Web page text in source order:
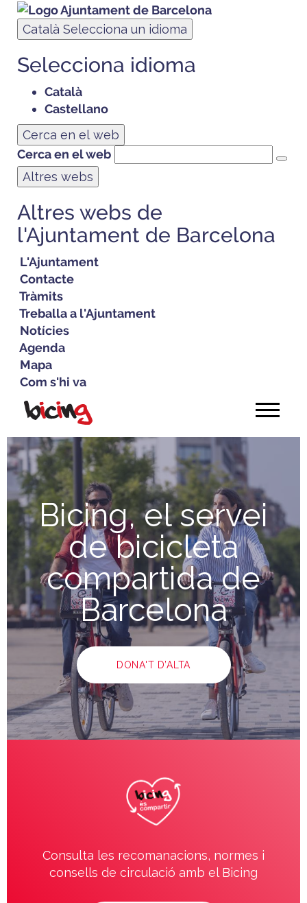
Català Selecciona un idioma
Selecciona idioma
Català
Castellano
Cerca en el web
Cerca en el web
Altres webs
Altres webs de
l'Ajuntament de Barcelona
L'Ajuntament
Contacte
Tràmits
Treballa a l'Ajuntament
Notícies
Agenda
Mapa
Com s'hi va
Vés
Bicing, el servei
de bicicleta
compartida de
Barcelona
DONA'T D’ALTA
Consulta les recomanacions, normes i
consells de circulació amb el Bicing